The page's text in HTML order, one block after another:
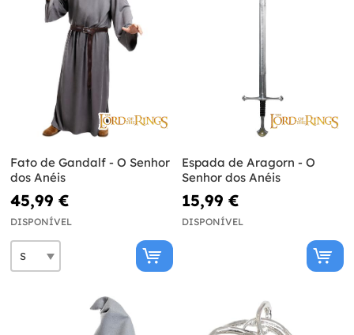
Fato de Gandalf - O Senhor
dos Anéis
45,99 €
DISPONÍVEL
Espada de Aragorn - O
Senhor dos Anéis
15,99 €
DISPONÍVEL